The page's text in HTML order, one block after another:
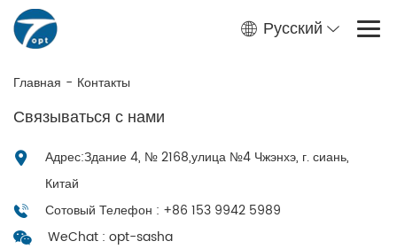
Русский
Главная - Контакты
Связываться с нами
Адрес:Здание 4, № 2168,улица №4 Чжэнхэ, г. сиань,
Китай
Сотовый Телефон : +86 153 9942 5989
WeChat : opt-sasha